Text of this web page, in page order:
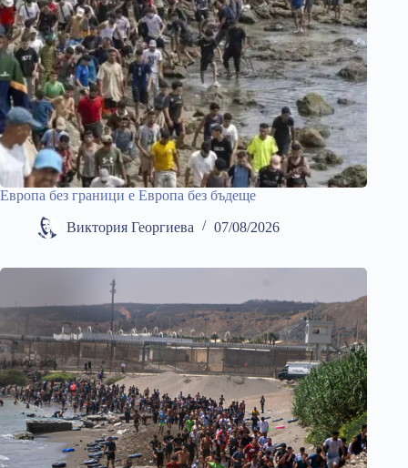
Европа без граници е Европа без бъдеще
Виктория Георгиева 07/08/2026